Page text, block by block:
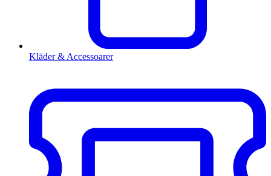
Kläder & Accessoarer